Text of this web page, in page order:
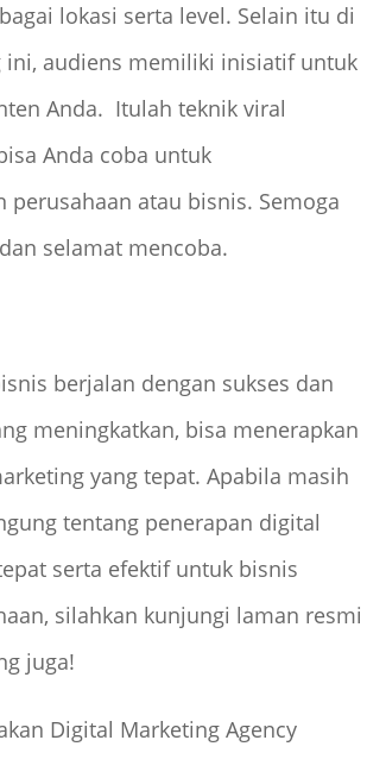
lokasi serta level. Selain itu di
ini, audiens memiliki inisiatif untuk
Anda. Itulah teknik viral
Anda coba untuk
perusahaan atau bisnis. Semoga
selamat mencoba.
berjalan dengan sukses dan
meningkatkan, bisa menerapkan
yang tepat. Apabila masih
tentang penerapan digital
serta efektif untuk bisnis
silahkan kunjungi laman resmi
juga!
Digital Marketing Agency